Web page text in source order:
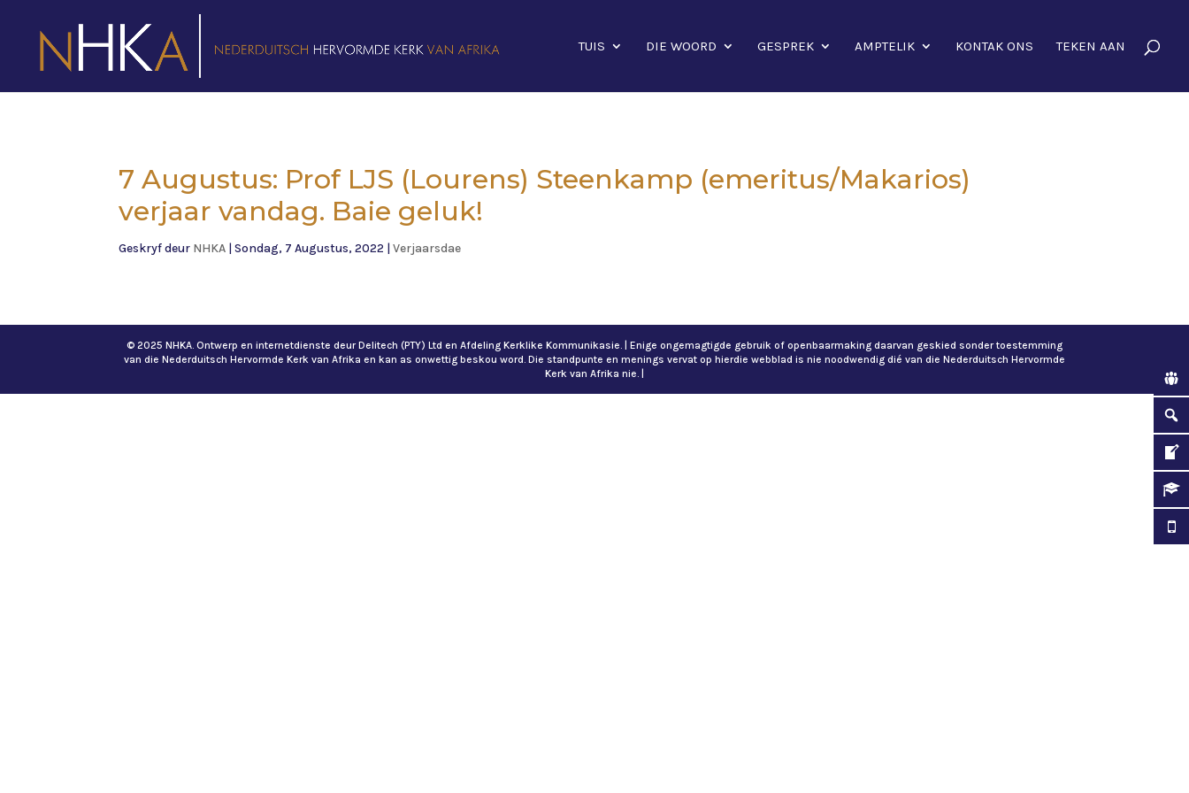
TUIS DIE WOORD GESPREK AMPTELIK KONTAK ONS TEKEN AAN
7 Augustus: Prof LJS (Lourens) Steenkamp (emeritus/Makarios)
verjaar vandag. Baie geluk!
Geskryf deur NHKA |Sondag, 7 Augustus, 2022 |Verjaarsdae
© 2025 NHKA. Ontwerp en internetdienste deur Delitech (PTY) Ltd en Afdeling Kerklike Kommunikasie. | Enige ongemagtigde gebruik of openbaarmaking daarvan geskied sonder toestemming
van die Nederduitsch Hervormde Kerk van Afrika en kan as onwettig beskou word. Die standpunte en menings vervat op hierdie webblad is nie noodwendig dié van die Nederduitsch Hervormde
Kerk van Afrika nie. |